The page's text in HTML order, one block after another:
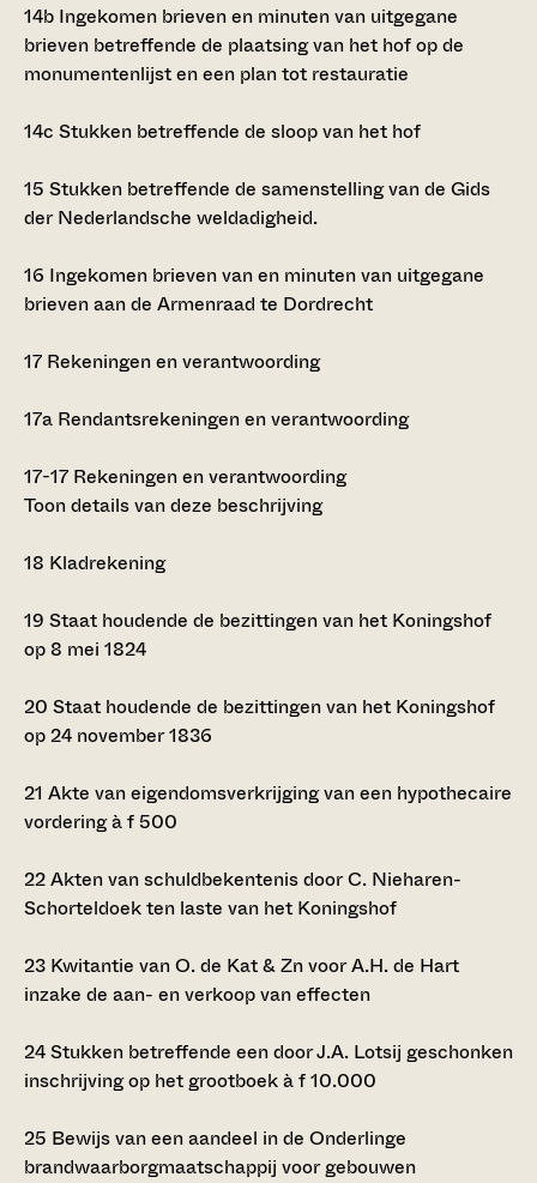
14b Ingekomen brieven en minuten van uitgegane
brieven betreffende de plaatsing van het hof op de
monumentenlijst en een plan tot restauratie
14c Stukken betreffende de sloop van het hof
15 Stukken betreffende de samenstelling van de Gids
der Nederlandsche weldadigheid.
16 Ingekomen brieven van en minuten van uitgegane
brieven aan de Armenraad te Dordrecht
17 Rekeningen en verantwoording
17a Rendantsrekeningen en verantwoording
17-17 Rekeningen en verantwoording
Toon details van deze beschrijving
18 Kladrekening
19 Staat houdende de bezittingen van het Koningshof
op 8 mei 1824
20 Staat houdende de bezittingen van het Koningshof
op 24 november 1836
21 Akte van eigendomsverkrijging van een hypothecaire
vordering àf 500
22Akten van schuldbekentenis door C. Nieharen-
Schorteldoek ten laste van het Koningshof
23 Kwitantie van O. de Kat & Zn voor A.H. de Hart
inzake de aan- en verkoop van effecten
24Stukken betreffende een door J.A. Lotsij geschonken
inschrijving op het grootboek àf10.000
25 Bewijs van een aandeel in de Onderlinge
brandwaarborgmaatschappij voor gebouwen